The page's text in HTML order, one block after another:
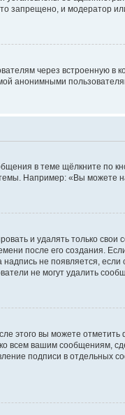
запрещено, и модератор
через встроенную
анонимными
в теме щёлкните по
Например: «Вы можете
и удалять только
после его создания.
не появляется,
не могут удалить
этого вы можете отметить
всем вашим сообщениям,
подписи в отдельных